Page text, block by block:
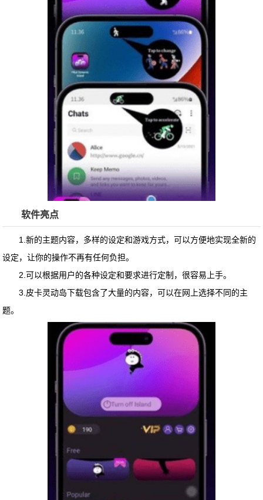
软件亮点
1.新的主题内容，多样的设定和游戏方式，可以方便地实现全新的
设定，让你的操作不再有任何负担。
2.可以根据用户的各种设定和要求进行定制，很容易上手。
3. 皮卡灵动岛下载包含了大量的内容，可以在网上选择不同的主
题。